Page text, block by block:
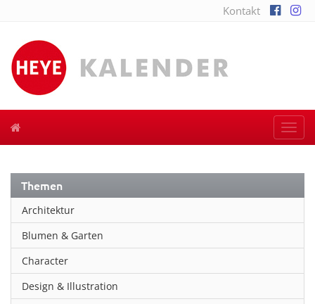
Kontakt
Themen
Architektur
Blumen & Garten
Character
Design & Illustration